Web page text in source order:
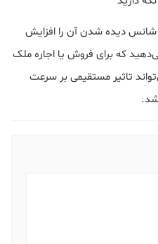
شانس دیده شدن آن را افزایش
که برای فروش یا اجاره ملک
تاثیر مستقیمی بر سرعت